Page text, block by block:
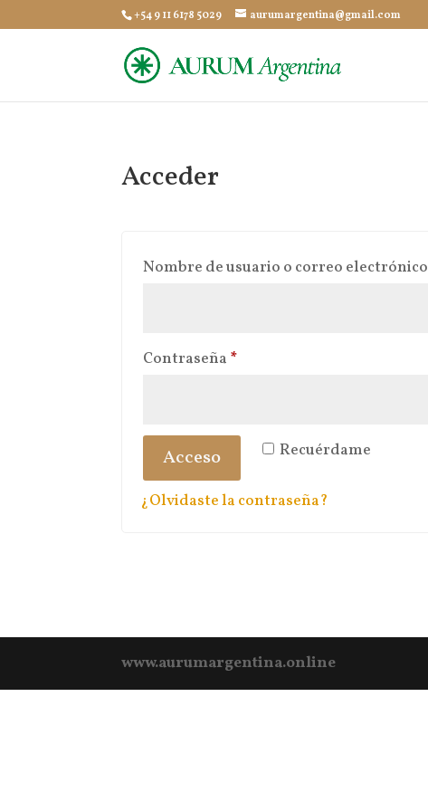
+54 9 11 6178 5029 aurumargentina@gmail.com
Acceder
Nombre de usuario o correo electrónico
Contraseña *Obligatorio
Recuérdame
Acceso
¿Olvidaste la contraseña?
www.aurumargentina.online